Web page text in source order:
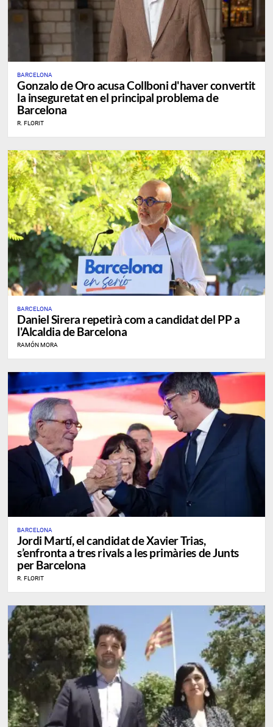
BARCELONA
Gonzalo de Oro acusa Collboni d'haver convertit
la inseguretat en el principal problema de
Barcelona
R. FLORIT
BARCELONA
Daniel Sirera repetirà com a candidat del PP a
l'Alcaldia de Barcelona
RAMÓN MORA
BARCELONA
​Jordi Martí, el candidat de Xavier Trias,
s’enfronta a tres rivals a les primàries de Junts
per Barcelona
R. FLORIT